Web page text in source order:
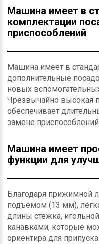
Машина имеет в
комплектации
приспособлений
Машина имеет в
дополнительные
новых
Чрезвычайно высокая
обеспечивает
замене
Машина имеет
функции для
Благодаря прижимной
подъёмом (13 мм),
длины стежка,
канавками, которые
ориентира для